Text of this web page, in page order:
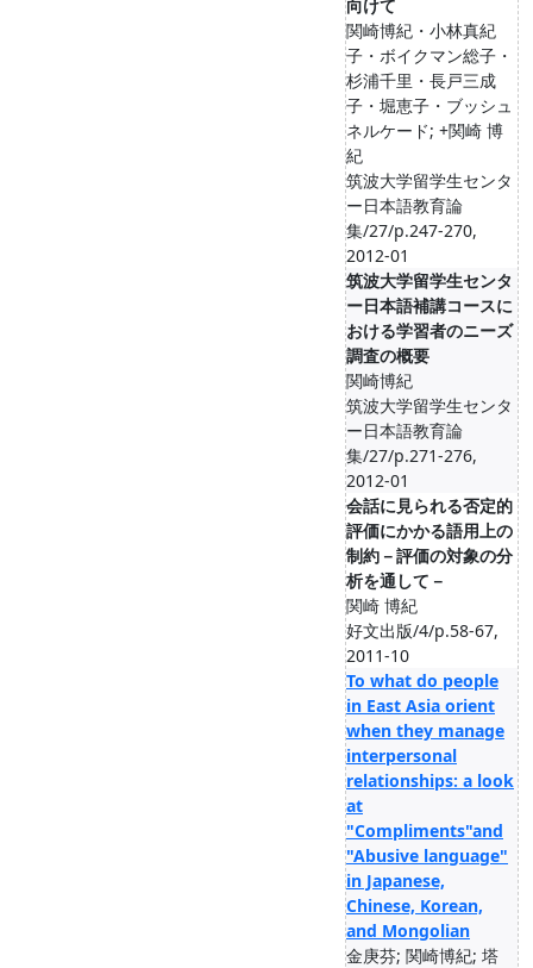
向けて
関崎博紀・小林真紀
子・ボイクマン総子・
杉浦千里・長戸三成
子・堀恵子・ブッシュ
ネルケード; +関崎 博
紀
筑波大学留学生センタ
ー日本語教育論
集/27/p.247-270,
2012-01
筑波大学留学生センタ
ー日本語補講コースに
おける学習者のニーズ
調査の概要
関崎博紀
筑波大学留学生センタ
ー日本語教育論
集/27/p.271-276,
2012-01
会話に見られる否定的
評価にかかる語用上の
制約－評価の対象の分
析を通して－
関崎 博紀
好文出版/4/p.58-67,
2011-10
To what do people
in East Asia orient
when they manage
interpersonal
relationships: a look
at
"Compliments"and
"Abusive language"
in Japanese,
Chinese, Korean,
and Mongolian
金庚芬; 関崎博紀; 塔